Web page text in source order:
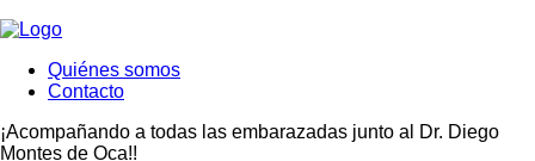
Quiénes somos
Contacto
¡Acompañando a todas las embarazadas junto al Dr. Diego
Montes de Oca!!